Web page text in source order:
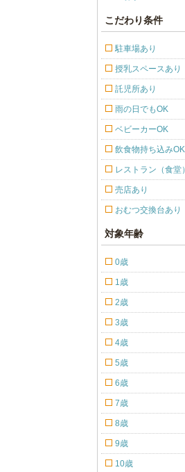
こだわり条件
駐車場あり
授乳スペースあり
託児所あり
雨の日でもOK
ベビーカーOK
飲食物持ち込みOK
レストラン（食堂
売店あり
おむつ交換台あり
対象年齢
0歳
1歳
2歳
3歳
4歳
5歳
6歳
7歳
8歳
9歳
10歳